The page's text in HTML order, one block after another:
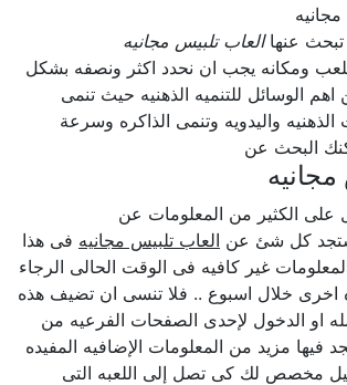
عنهاالعاب تلبيس مجانيه
ومكانه يجب ان نحدد اكثر ونصفه بشكل
الوسائل للتنميه الذهنيه حيث تنمى
واليدويه وتنمى الذاكره وسرعة
البحث عن
الكثير من المعلومات عن
كل شئ عنالعاب تلبيس مجانيهفى هذا
غير كافيه فى الوقت الحالى الرجاء
اخرى خلال اسبوع .. فلا تنسى ان تضيف هذه
او الدخول لإحدى الصفحات الفرعيه من
مزيد من المعلومات الإضافيه المفيده
مخصص لك كى تصل إلى اللعبه التى